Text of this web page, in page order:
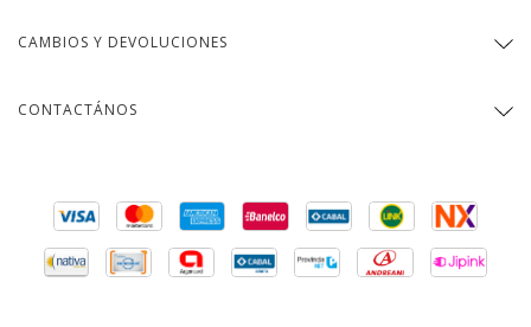
CAMBIOS Y DEVOLUCIONES
CONTACTÁNOS